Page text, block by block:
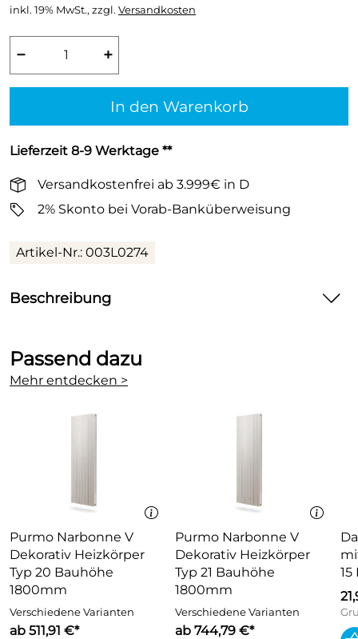
inkl. 19% MwSt., zzgl. Versandkosten
− +
In den Warenkorb
Lieferzeit 8-9 Werktage **
Versandkostenfrei ab 3.999€ in D
2% Skonto bei Vorab-Banküberweisung
Artikel-Nr.: 003L0274
Beschreibung
Technische Daten:
Rücklaufverschraubung RLV
Füll/Entleerungsarmatur
Baumaße nach DIN 3842 Reihe 1
Abdichtung von Kegel und Verschlußkappe mit
O-Ring,
Nenndruck PN 10
max. Temperatur: 120 C
Ausführung: Durchgang Anschluss HK: R 1/2
Passend dazu
Mehr entdecken >
Purmo Narbonne V
Dekorativ Heizkörper
Typ 20 Bauhöhe
1800mm
Verschiedene Varianten
ab 511,91 €*
Purmo Narbonne V
Dekorativ Heizkörper
Typ 21 Bauhöhe
1800mm
Verschiedene Varianten
ab 744,79 €*